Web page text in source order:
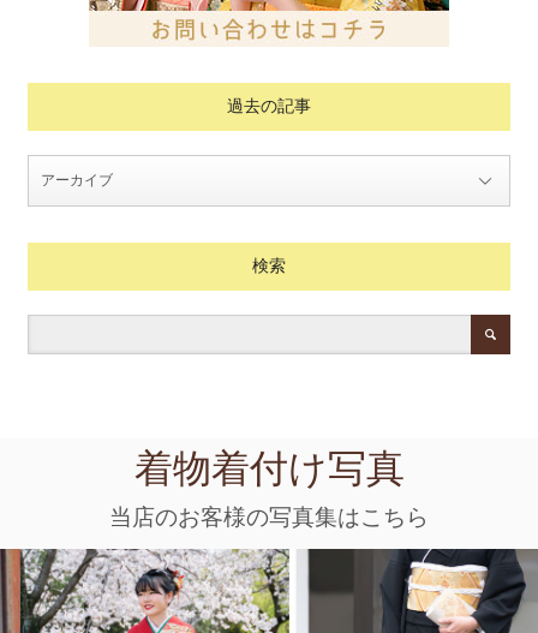
過去の記事
検索
着物着付け写真
当店のお客様の写真集はこちら